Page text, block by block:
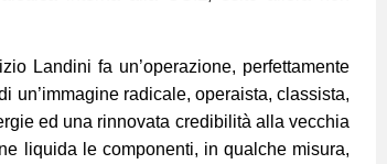
Landini fa un’operazione, perfettamente
un’immagine radicale, operaista, classista,
ed una rinnovata credibilità alla vecchia
liquida le componenti, in qualche misura,